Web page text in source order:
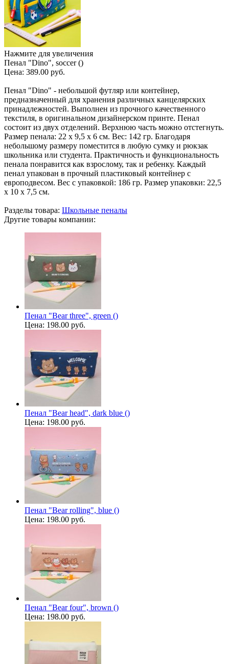
Нажмите для увеличения
Пенал "Dino", soccer ()
Цена: 389.00 руб.
Пенал "Dino" - небольшой футляр или контейнер,
предназначенный для хранения различных канцелярских
принадлежностей. Выполнен из прочного качественного
текстиля, в оригинальном дизайнерском принте. Пенал
состоит из двух отделений. Верхнюю часть можно отстегнуть.
Размер пенала: 22 х 9,5 х 6 см. Вес: 142 гр. Благодаря
небольшому размеру поместится в любую сумку и рюкзак
школьника или студента. Практичность и функциональность
пенала понравится как взрослому, так и ребенку. Каждый
пенал упакован в прочный пластиковый контейнер с
европодвесом. Вес с упаковкой: 186 гр. Размер упаковки: 22,5
х 10 х 7,5 см.
Разделы товара: Школьные пеналы
Другие товары компании:
Пенал "Bear three", green ()
Цена: 198.00 руб.
Пенал "Bear head", dark blue ()
Цена: 198.00 руб.
Пенал "Bear rolling", blue ()
Цена: 198.00 руб.
Пенал "Bear four", brown ()
Цена: 198.00 руб.